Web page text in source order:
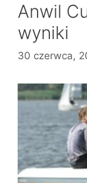
Anwil
wyniki
30 czerwca,